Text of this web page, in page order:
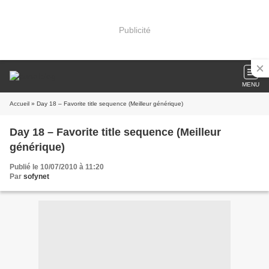
Publicité
MENU
Accueil » Day 18 – Favorite title sequence (Meilleur générique)
Day 18 – Favorite title sequence (Meilleur
générique)
Publié le 10/07/2010 à 11:20
Par sofynet